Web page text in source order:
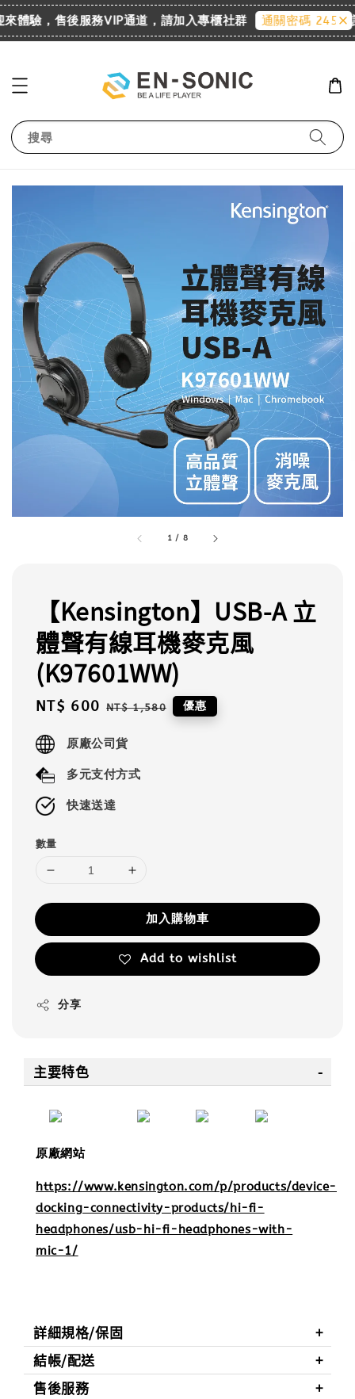
體驗，售後服務VIP通道，請加入專櫃社群 通關密碼 2455
搜尋
1 / 8
【Kensington】USB-A 立
體聲有線耳機麥克風
(K97601WW)
Sale
NT$ 600 Regular
NT$ 1,580 優惠
原廠公司貨
多元支付方式
快速送達
數量
加入購物車
Add to wishlist
分享
主要特色
原廠網站
https://www.kensington.com/p/products/device-
docking-connectivity-products/hi-fi-
headphones/usb-hi-fi-headphones-with-
mic-1/
詳細規格/保固
結帳/配送
售後服務